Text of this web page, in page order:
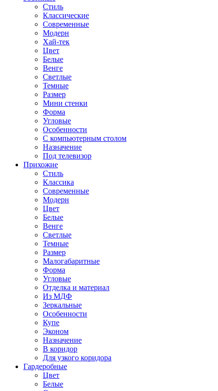
Стиль
Классические
Современные
Модерн
Хай-тек
Цвет
Белые
Венге
Светлые
Темные
Размер
Мини стенки
Форма
Угловые
Особенности
С компьютерным столом
Назначение
Под телевизор
Прихожие
Стиль
Классика
Современные
Модерн
Цвет
Белые
Венге
Светлые
Темные
Размер
Малогабаритные
Форма
Угловые
Отделка и материал
Из МДФ
Зеркальные
Особенности
Купе
Эконом
Назначение
В коридор
Для узкого коридора
Гардеробные
Цвет
Белые